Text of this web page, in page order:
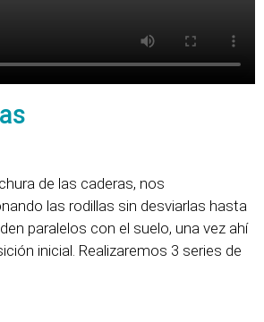
de las caderas, nos
las rodillas sin desviarlas hasta
paralelos con el suelo, una vez ahí
inicial. Realizaremos 3 series de